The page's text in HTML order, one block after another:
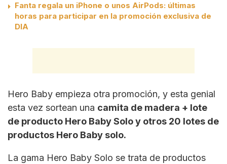
Fanta regala un iPhone o unos AirPods: últimas
horas para participar en la promoción exclusiva de
DIA
Hero Baby empieza otra promoción, y esta genial
esta vez sortean una camita de madera + lote
de producto Hero Baby Solo y otros 20 lotes de
productos Hero Baby solo.
La gama Hero Baby Solo se trata de productos